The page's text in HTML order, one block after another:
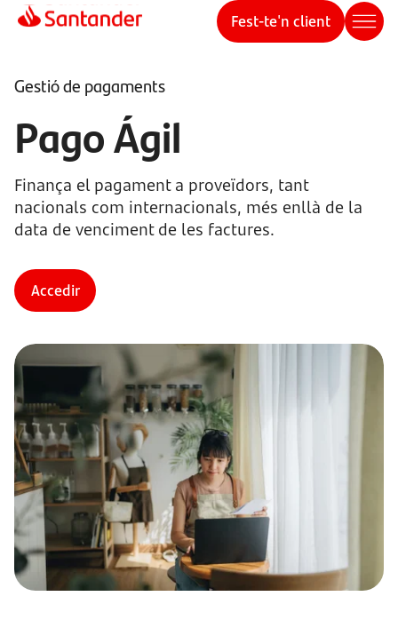
Fest-te'n client
Gestió de pagaments
Pago Ágil
Finança el pagament a proveïdors, tant
nacionals com internacionals, més enllà de la
data de venciment de les factures.
Accedir